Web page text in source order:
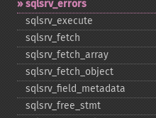
sqlsrv_​errors
sqlsrv_​execute
sqlsrv_​fetch
sqlsrv_​fetch_​array
sqlsrv_​fetch_​object
sqlsrv_​field_​metadata
sqlsrv_​free_​stmt